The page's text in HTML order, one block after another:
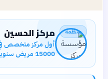
منظمة مركز الحسين
أول مركز متخصص
15000 مريض سنوياً بمعدل شفاء 68 في المئة